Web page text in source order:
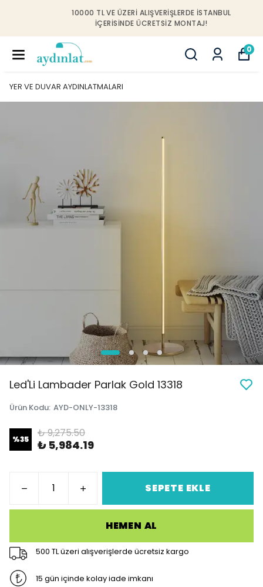
10000 TL VE ÜZERI ALIŞVERIŞLERDE İSTANBUL
IÇERISINDE ÜCRETSIZ MONTAJ!
0
YER VE DUVAR AYDINLATMALARI
Led'Li Lambader Parlak Gold 13318
Ürün Kodu: AYD-ONLY-13318
%35 ₺ 9,275.50
₺ 5,984.19
SEPETE EKLE
HEMEN AL
500 TL üzeri alışverişlerde ücretsiz kargo
15 gün içinde kolay iade imkanı